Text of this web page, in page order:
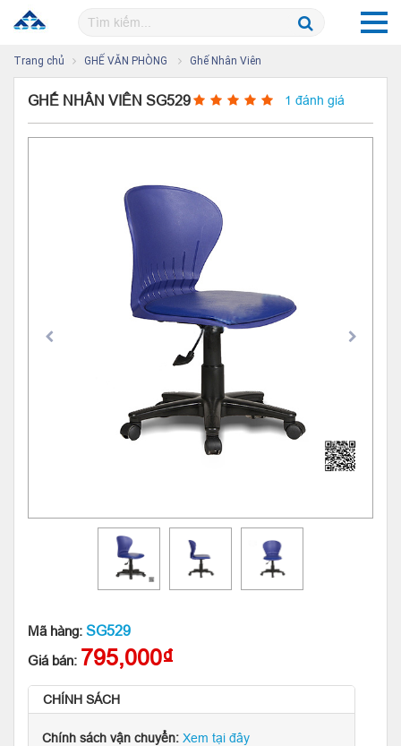
Trang chủ GHẾ VĂN PHÒNG Ghế Nhân Viên
GHẾ NHÂN VIÊN SG529 1 đánh giá
Mã hàng: SG529
Giá bán: 795,000₫
CHÍNH SÁCH
Chính sách vận chuyển: Xem tại đây